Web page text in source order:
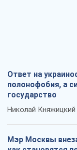
Ответ на
полонофобия, а
государство
Николай Княжицкий
Мэр Москвы